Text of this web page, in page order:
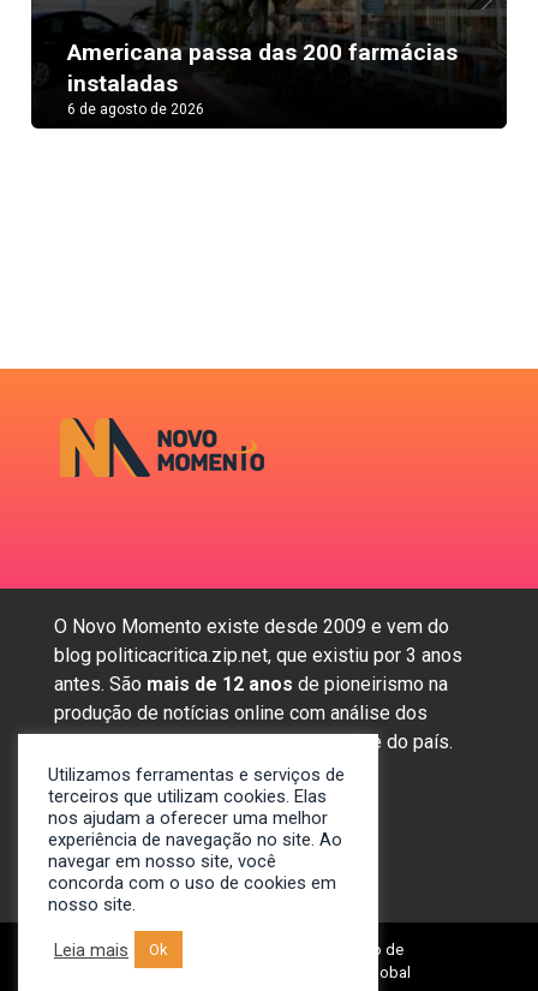
Americana passa das 200 farmácias
instaladas
6 de agosto de 2026
Next
O Novo Momento existe desde 2009 e vem do
blog politicacritica.zip.net, que existiu por 3 anos
antes. São mais de 12 anos de pioneirismo na
produção de notícias online com análise dos
assuntos mais importantes da região e do país.
Sobre nós
Anunciar
Contato
© 2009-2024. Portal Novo Momento de
Notícias. Desenvolvido por: Spivit Global
Utilizamos ferramentas e serviços de
terceiros que utilizam cookies. Elas
nos ajudam a oferecer uma melhor
experiência de navegação no site. Ao
navegar em nosso site, você
concorda com o uso de cookies em
nosso site.
Leia mais Ok